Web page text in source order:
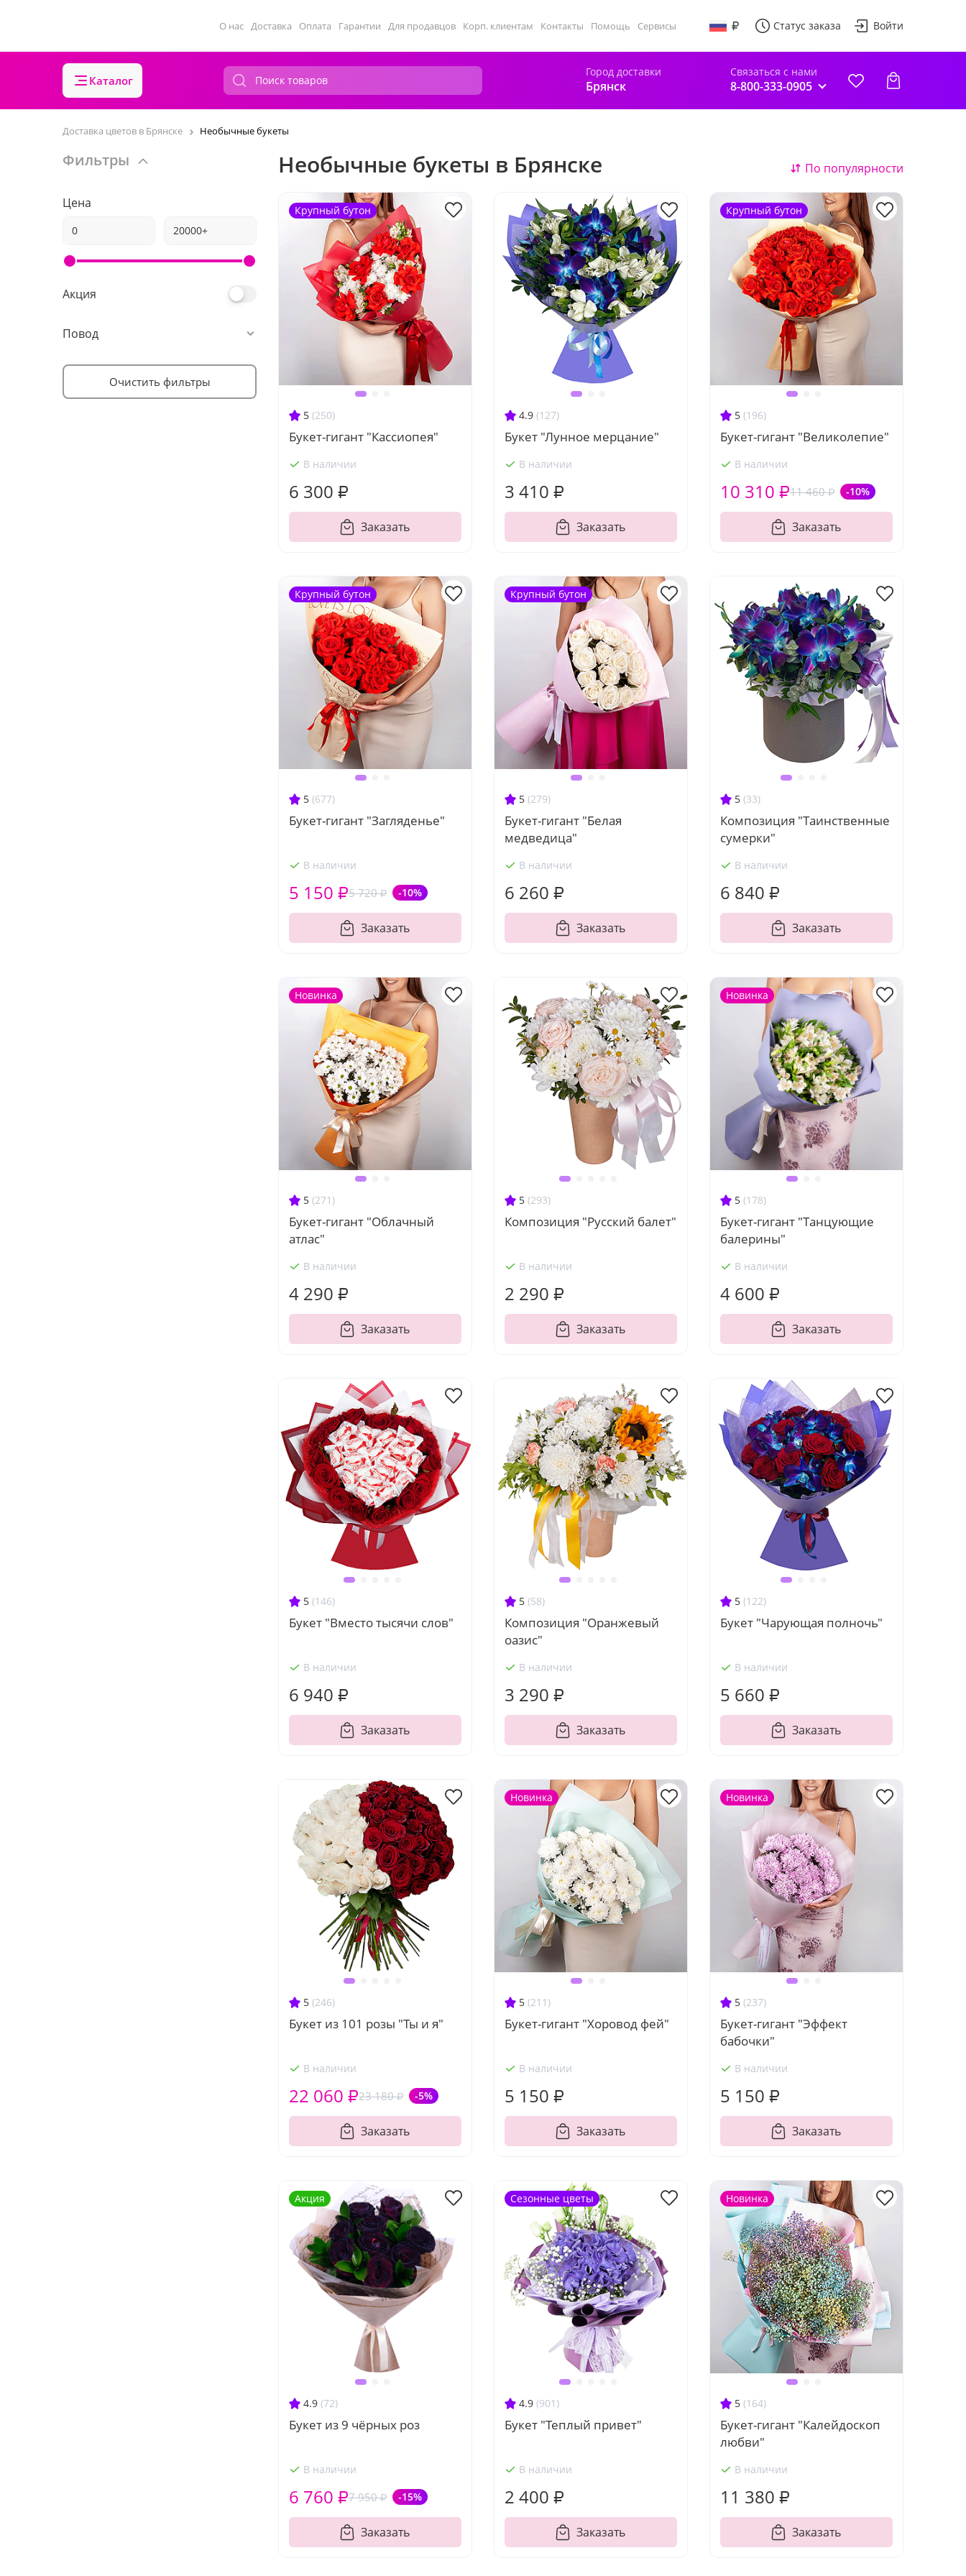
О нас Доставка Оплата Гарантии Для продавцов Корп. клиентам Контакты Помощь Сервисы Статус заказа Войти
Каталог
Город доставки
Брянск
Связаться с нами
8-800-333-0905
Доставка цветов в Брянске Необычные букеты
Фильтры
Цена
Акция
Повод
Очистить фильтры
Необычные букеты в Брянске По популярности
5 (250)
Букет-гигант "Кассиопея"
В наличии
6 300 ₽
Заказать
Крупный бутон
4.9 (127)
Букет "Лунное мерцание"
В наличии
3 410 ₽
Заказать
5 (196)
Букет-гигант "Великолепие"
В наличии
11 460 ₽ -10%
10 310 ₽
Заказать
Крупный бутон
5 (677)
Букет-гигант "Загляденье"
В наличии
5 720 ₽ -10%
5 150 ₽
Заказать
Крупный бутон
5 (279)
Букет-гигант "Белая
медведица"
В наличии
6 260 ₽
Заказать
Крупный бутон
5 (33)
Композиция "Таинственные
сумерки"
В наличии
6 840 ₽
Заказать
5 (271)
Букет-гигант "Облачный
атлас"
В наличии
4 290 ₽
Заказать
Новинка
5 (293)
Композиция "Русский балет"
В наличии
2 290 ₽
Заказать
5 (178)
Букет-гигант "Танцующие
балерины"
В наличии
4 600 ₽
Заказать
Новинка
5 (146)
Букет "Вместо тысячи слов"
В наличии
6 940 ₽
Заказать
5 (58)
Композиция "Оранжевый
оазис"
В наличии
3 290 ₽
Заказать
5 (122)
Букет "Чарующая полночь"
В наличии
5 660 ₽
Заказать
5 (246)
Букет из 101 розы "Ты и я"
В наличии
23 180 ₽ -5%
22 060 ₽
Заказать
5 (211)
Букет-гигант "Хоровод фей"
В наличии
5 150 ₽
Заказать
Новинка
5 (237)
Букет-гигант "Эффект
бабочки"
В наличии
5 150 ₽
Заказать
Новинка
4.9 (72)
Букет из 9 чёрных роз
В наличии
7 950 ₽ -15%
6 760 ₽
Заказать
Акция
4.9 (901)
Букет "Теплый привет"
В наличии
2 400 ₽
Заказать
Сезонные цветы
5 (164)
Букет-гигант "Калейдоскоп
любви"
В наличии
11 380 ₽
Заказать
Новинка